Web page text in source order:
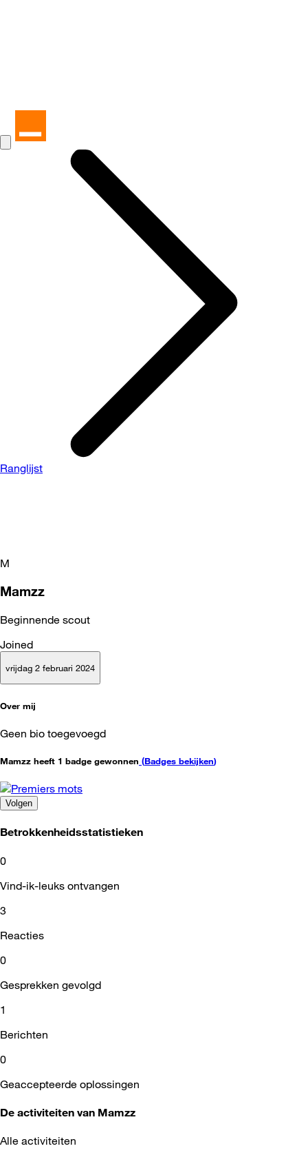
Ranglijst
M
Mamzz
Beginnende scout
Joined
vrijdag 2 februari 2024
Over mij
Geen bio toegevoegd
Mamzz heeft 1 badge gewonnen (Badges bekijken)
Volgen
Betrokkenheidsstatistieken
0
Vind-ik-leuks ontvangen
3
Reacties
0
Gesprekken gevolgd
1
Berichten
0
Geaccepteerde oplossingen
De activiteiten van Mamzz
Alle activiteiten